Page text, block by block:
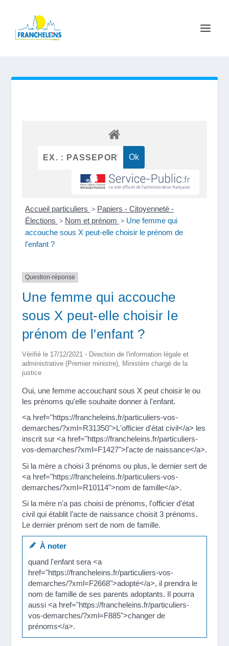
Accueil particuliers > Papiers - Citoyenneté -
Élections > Nom et prénom > Une femme qui
accouche sous X peut-elle choisir le prénom de
l'enfant ?
Question-réponse
Une femme qui accouche
sous X peut-elle choisir le
prénom de l'enfant ?
Vérifié le 17/12/2021 - Direction de l'information légale et
administrative (Premier ministre), Ministère chargé de la
justice
Oui, une femme accouchant sous X peut choisir le ou
les prénoms qu'elle souhaite donner à l'enfant.
<a href="https://francheleins.fr/particuliers-vos-
demarches/?xml=R31350">L'officier d'état civil</a> les
inscrit sur <a href="https://francheleins.fr/particuliers-
vos-demarches/?xml=F1427">l'acte de naissance</a>.
Si la mère a choisi 3 prénoms ou plus, le dernier sert de
<a href="https://francheleins.fr/particuliers-vos-
demarches/?xml=R10114">nom de famille</a>.
Si la mère n'a pas choisi de prénoms, l'officier d'état
civil qui établit l'acte de naissance choisit 3 prénoms.
Le dernier prénom sert de nom de famille.
À noter
quand l'enfant sera <a
href="https://francheleins.fr/particuliers-vos-
demarches/?xml=F2668">adopté</a>, il prendra le
nom de famille de ses parents adoptants. Il pourra
aussi <a href="https://francheleins.fr/particuliers-
vos-demarches/?xml=F885">changer de
prénoms</a>.